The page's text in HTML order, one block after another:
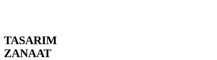
TASARIM
ZANAAT